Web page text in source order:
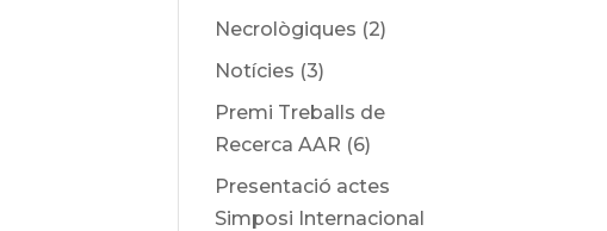
Necrològiques (2)
Notícies (3)
Premi Treballs de
Recerca AAR (6)
Presentació actes
Simposi Internacional